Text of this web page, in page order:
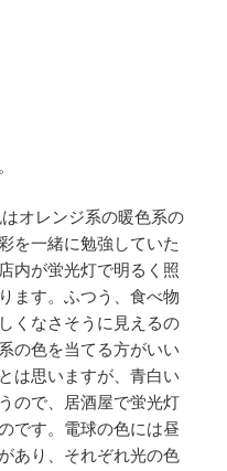
オレンジ系の暖色系の
を一緒に勉強していた
内が蛍光灯で明るく照
ます。ふつう、食べ物
くなさそうに見えるの
の色を当てる方がいい
は思いますが、青白い
ので、居酒屋で蛍光灯
です。電球の色には昼
あり、それぞれ光の色